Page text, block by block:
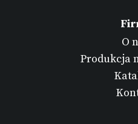
O
Produkcja